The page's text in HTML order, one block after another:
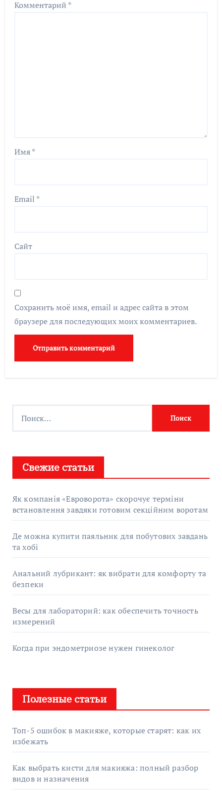
Комментарий *
Имя*
Email *
Сайт
Сохранить моё имя, email и адрес сайта в этом
браузере для последующих моих комментариев.
Свежие статьи
Як компанія «Евроворота» скорочує терміни
встановлення завдяки готовим секційним воротам
Де можна купити паяльник для побутових завдань
та хобі
Анальний лубрикант: як вибрати для комфорту та
безпеки
Весы для лабораторий: как обеспечить точность
измерений
Когда при эндометриозе нужен гинеколог
Полезные статьи
Топ-5 ошибок в макияже, которые старят: как их
избежать
Как выбрать кисти для макияжа: полный разбор
видов и назначения